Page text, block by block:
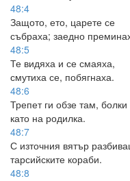
48:4
Защото, ето, царете се
събраха; заедно
48:5
Те видяха и се смаяха,
смутиха се, побягнаха.
48:6
Трепет ги обзе там, болки
като на родилка.
48:7
С източния вятър
тарсийските кораби.
48:8